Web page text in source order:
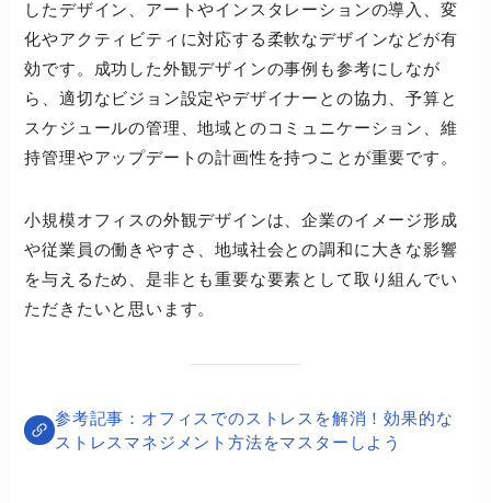
したデザイン、アートやインスタレーションの導入、変
化やアクティビティに対応する柔軟なデザインなどが有
効です。成功した外観デザインの事例も参考にしなが
ら、適切なビジョン設定やデザイナーとの協力、予算と
スケジュールの管理、地域とのコミュニケーション、維
持管理やアップデートの計画性を持つことが重要です。
小規模オフィスの外観デザインは、企業のイメージ形成
や従業員の働きやすさ、地域社会との調和に大きな影響
を与えるため、是非とも重要な要素として取り組んでい
ただきたいと思います。
オフィスでのストレスを解消！効果的な
ストレスマネジメント方法をマスターしよう